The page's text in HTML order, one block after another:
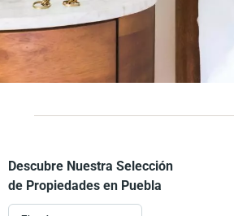
Descubre Nuestra Selección
de Propiedades en Puebla